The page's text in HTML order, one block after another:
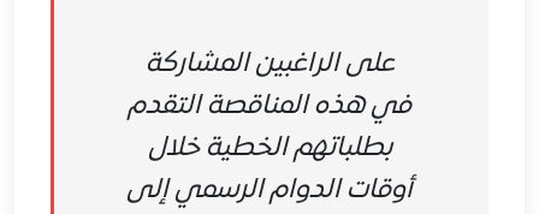
على الراغبين المشاركة
في هذه المناقصة التقدم
بطلباتهم الخطية خلال
أوقات الدوام الرسمي إلى